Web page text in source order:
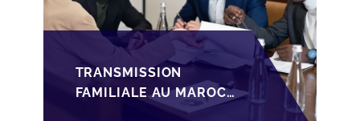
TRANSMISSION
FAMILIALE AU MAROC :
ANTICIPER LA